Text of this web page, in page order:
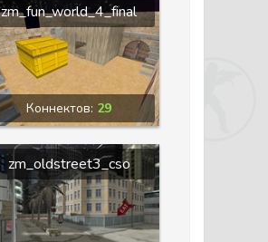
Коннектов: 29
zm_fun_world_4_final
zm_oldstreet3_cso